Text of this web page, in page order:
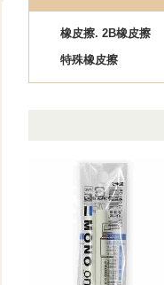
橡皮擦. 2B橡皮擦
特殊橡皮擦